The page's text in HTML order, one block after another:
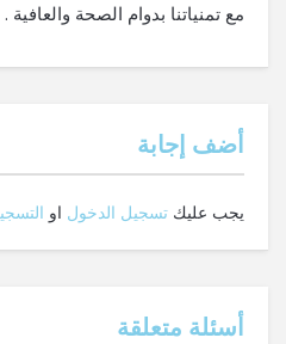
مع تمنياتنا بدوام الصحة والعافية .
‫أضف إجابة
يجب عليك تسجيل الدخول او
أسئلة متعلقة